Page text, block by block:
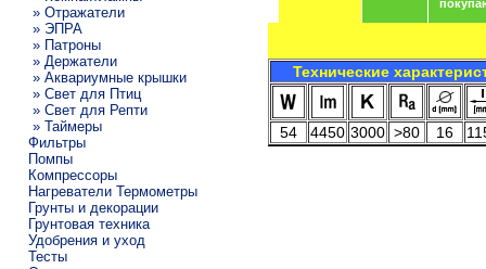
» Отражатели
» ЭПРА
» Патроны
» Держатели
» Аквариумные крышки
» Свет для Птиц
» Свет для Репти
» Таймеры
Фильтры
Помпы
Компрессоры
Нагреватели Термометры
Грунты и декорации
Грунтовая техника
Удобрения и уход
Тесты
Технические
54 4450 3000 >80 16